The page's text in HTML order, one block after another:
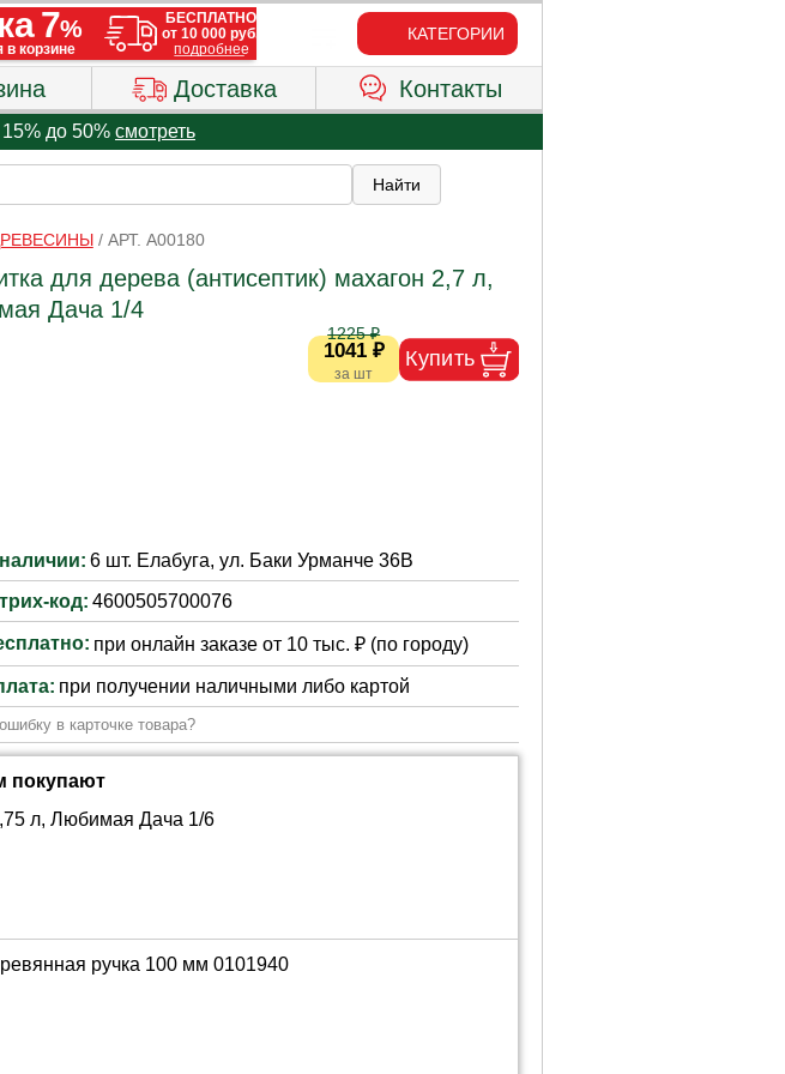
КАТЕГОРИИ
Доставка Контакты
15% до 50% смотреть
/ АРТ. A00180
для дерева (антисептик) махагон 2,7 л,
Дача 1/4
1041 ₽
1225 ₽
6 шт. Елабуга, ул. Баки Урманче 36В
код: 4600505700076
при онлайн заказе от 10 тыс. ₽ (по городу)
при получении наличными либо картой
в карточке товара?
покупают
л, Любимая Дача 1/6
ручка 100 мм 0101940